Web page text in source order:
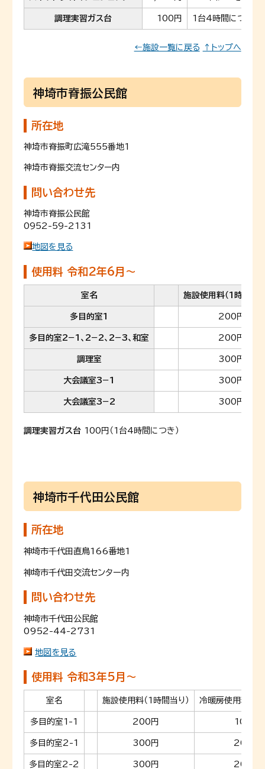
調理実習ガス台 100円 1台4時間につき
←施設一覧に戻る ↑トップへ
神埼市脊振公民館
所在地
神埼市脊振町広滝555番地1
神埼市脊振交流センター内
問い合わせ先
神埼市脊振公民館
0952-59-2131
地図を見る
使用料 令和2年6月～
室名 施設使用料（1時間当
多目的室1 200円
多目的室2−1、2−2、2−3、和室 200円
調理室 300円
大会議室3−1 300円
大会議室3−2 300円
調理実習ガス台 100円（1台4時間につき）
神埼市千代田公民館
所在地
神埼市千代田直鳥166番地1
神埼市千代田交流センター内
問い合わせ先
神埼市千代田公民館
0952-44-2731
地図を見る
使用料 令和3年5月～
室名 施設使用料（1時間当り） 冷暖房使用料（1
多目的室1-1 200円 100円
多目的室2-1 300円 200円
多目的室2-2 300円 200円